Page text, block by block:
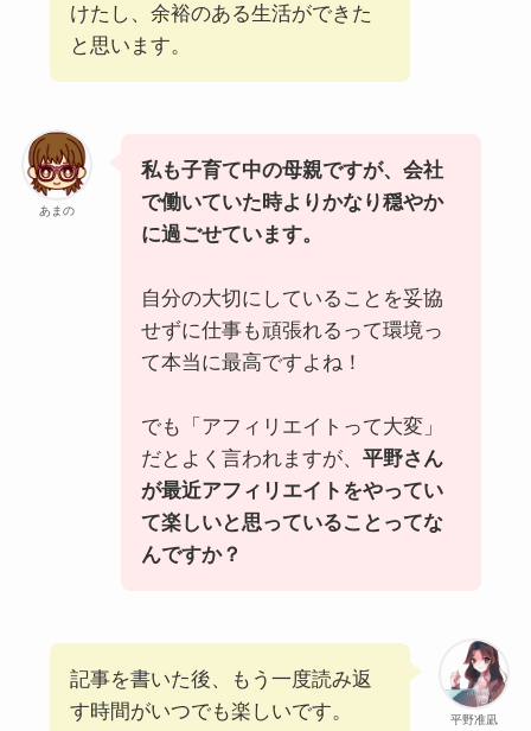
けたし、余裕のある生活ができた
と思います。
あまの
私も子育て中の母親ですが、会社
で働いていた時よりかなり穏やか
に過ごせています。
自分の大切にしていることを妥協
せずに仕事も頑張れるって環境っ
て本当に最高ですよね！
でも「アフィリエイトって大変」
だとよく言われますが、 平野さん
が最近アフィリエイトをやってい
て楽しいと思っていることってな
んですか？
平野准凪
記事を書いた後、もう一度読み返
す時間がいつでも楽しいです。